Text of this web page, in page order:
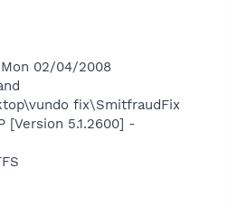
Mon 02/04/2008
fix\SmitfraudFix
[Version 5.1.2600] -